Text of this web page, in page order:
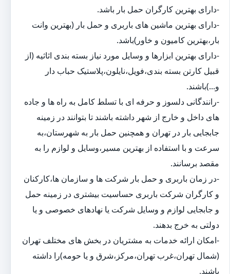
-دارای بهترین کارگران حمل بار باشد.
-دارای بهترین ماشین های باربری و حمل بار (بهترین وانت
بار،بهترین کامیون و خاور)باشد.
-دارای بهترین ابزارها و وسایل مورد نیاز بسته بندی اثاثیه (از
قبیل کارتن بسته بندی،فویل،نایلون،پلاستیک حباب دار
و...)باشند.
-رانندگانی دلسوز و حرفه ای با تسلط کامل به راه ها و جاده
های داخل و خارج از شهر داشته باشند تا بتوانند در زمینه
جابجایی بار در تهران و همچنین حمل بار به شهرستان،به
سرعت و با استفاده از بهترین مسیر،وسایل و لوازم را به
مقصد برسانند.
-در زمان باربری و حمل بار شرکت ها و سازمان ها،کارکنان
و کارگران شرکت باربری حساسیت بیشتری در زمینه حمل
و جابجایی لوازم و وسایل شرکت یا نهادهای خصوصی و یا
دولتی به خرج بدهند.
-امکان ارائه خدمات به مشتریان در بخش های مختلف تهران
(شمال تهران،غرب تهران،مرکز،شرق و یا حومه)را داشته
باشند.